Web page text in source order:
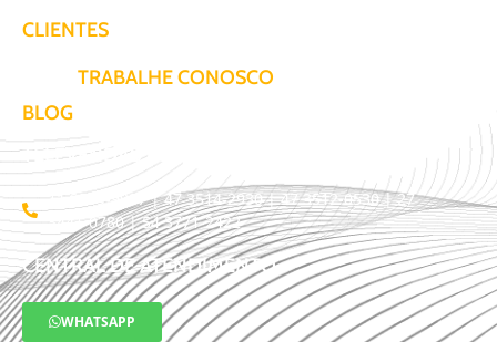
CLIENTES
TRABALHE CONOSCO
BLOG
TELEVENDAS / COTAÇÃO
11 3509-9987 | 47 3514-2930 | 47 3512-0530 | 27
3441-0780 | 54 3771-2422
CENTRAL DE ATENDIMENTO
WHATSAPP